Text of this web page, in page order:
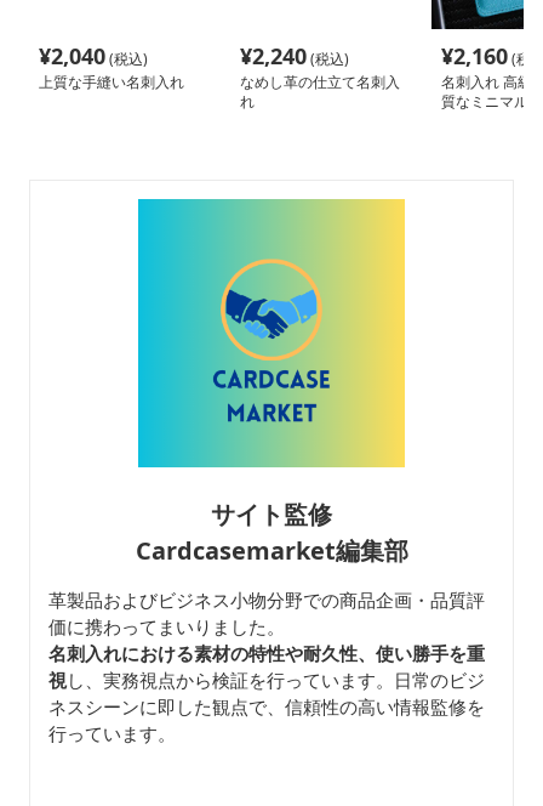
¥2,040(税込)
上質な手縫い名刺入れ
¥2,240(税込)
なめし革の仕立て名刺入
れ
¥2,160(税
名刺入れ 高級
質なミニマル
サイト監修
Cardcasemarket編集部
革製品およびビジネス小物分野での商品企画・品質評
価に携わってまいりました。
名刺入れにおける素材の特性や耐久性、使い勝手を重
視し、実務視点から検証を行っています。日常のビジ
ネスシーンに即した観点で、信頼性の高い情報監修を
行っています。